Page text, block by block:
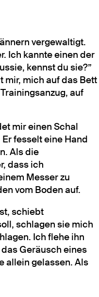
vergewaltigt.
Ich kannte einen der
kennst du sie?”
mir, mich auf das Bett
auf
mir einen Schal
fesselt eine Hand
Als die
dass ich
Messer zu
vom Boden auf.
schiebt
schlagen sie mich
Ich flehe ihn
Geräusch eines
allein gelassen. Als